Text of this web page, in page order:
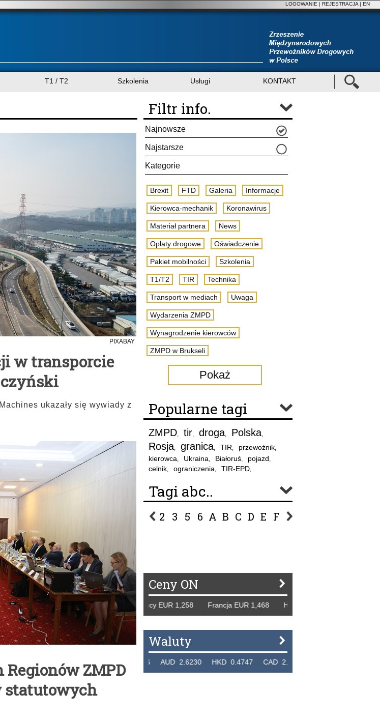
LOGOWANIE | REJESTRACJA | EN
T1 / T2 Szkolenia Usługi KONTAKT
PIXABAY
w transporcie
ukazały się wywiady z
ZMPD
statutowych
Filtr info.
Najnowsze
Najstarsze
Kategorie
Brexit FTD Galeria Informacje
Kierowca-mechanik Koronawirus
Materiał partnera News
Opłaty drogowe Oświadczenie
Pakiet mobilności Szkolenia
T1/T2 TIR Technika
Transport w mediach Uwaga
Wydarzenia ZMPD
Wynagrodzenie kierowców
ZMPD w Brukseli
Pokaż
Popularne tagi
ZMPD, tir, droga, Polska,
Rosja, granica, TIR, przewoźnik,
kierowca, Ukraina, Białoruś, pojazd,
celnik, ograniczenia, TIR-EPD,
Tagi abc..
2 3 5 6 A B C D E F G
Ceny ON
Tydzień 42/2019 r. Niemcy EUR 1,258 Francja EUR 1,468 Hiszpania EUR 1,229 WB GBP
Waluty
THB 0.1126 USD 3.7236 AUD 2.6230 HKD 0.4747 CAD 2.6581 NZD 2.1889 SGD